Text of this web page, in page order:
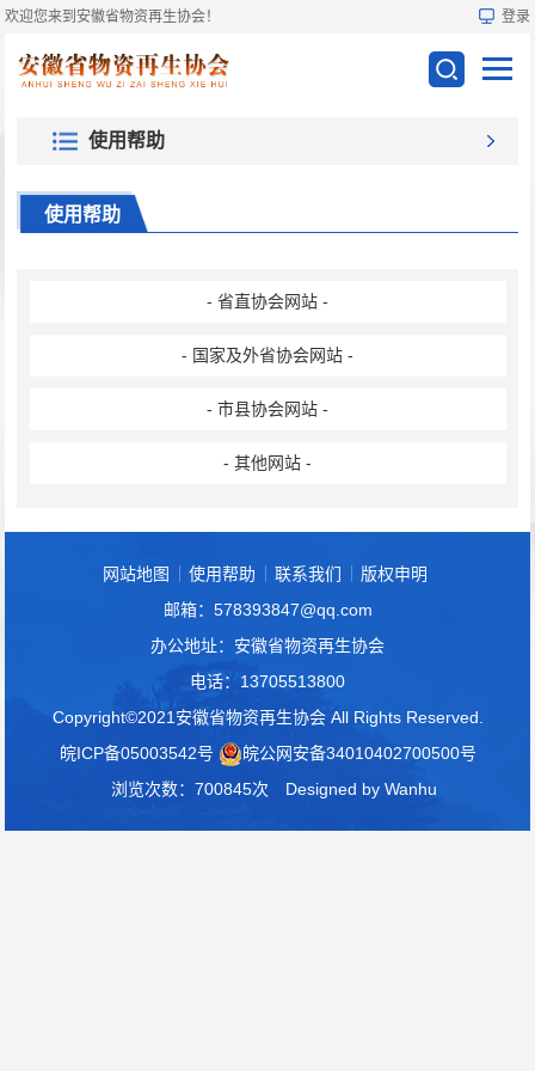
欢迎您来到安徽省物资再生协会！ 登录
使用帮助
使用帮助
- 省直协会网站 -
- 国家及外省协会网站 -
- 市县协会网站 -
- 其他网站 -
网站地图 使用帮助 联系我们
版权申明
邮箱：578393847@qq.com
办公地址：安徽省物资再生协会
电话：13705513800
Copyright©2021安徽省物资再生协会 All Rights Reserved.
皖ICP备05003542号
皖公网安备34010402700500号
浏览次数：700845次
Designed by Wanhu